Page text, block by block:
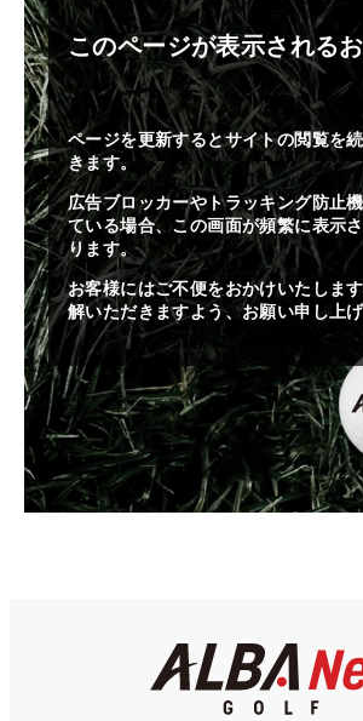
このページが表示される
ページを更新するとサイトの閲覧を
きます。
広告ブロッカーやトラッキング防止
ている場合、この画面が頻繁に表示
ります。
お客様にはご不便をおかけいたしま
解いただきますよう、お願い申し上